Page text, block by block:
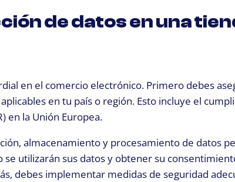
de datos en una
en el comercio electrónico. Primero debes
en tu país o región. Esto incluye el
en la Unión Europea.
almacenamiento y procesamiento de datos
utilizarán sus datos y obtener su
debes implementar medidas de seguridad